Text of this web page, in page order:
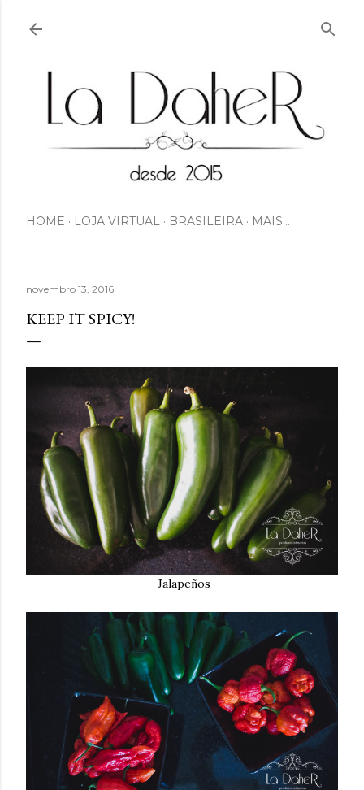
HOME LOJA VIRTUAL BRASILEIRA MAIS…
novembro 13, 2016
KEEP IT SPICY!
Jalapeños